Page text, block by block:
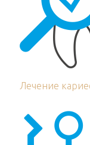
Лечение